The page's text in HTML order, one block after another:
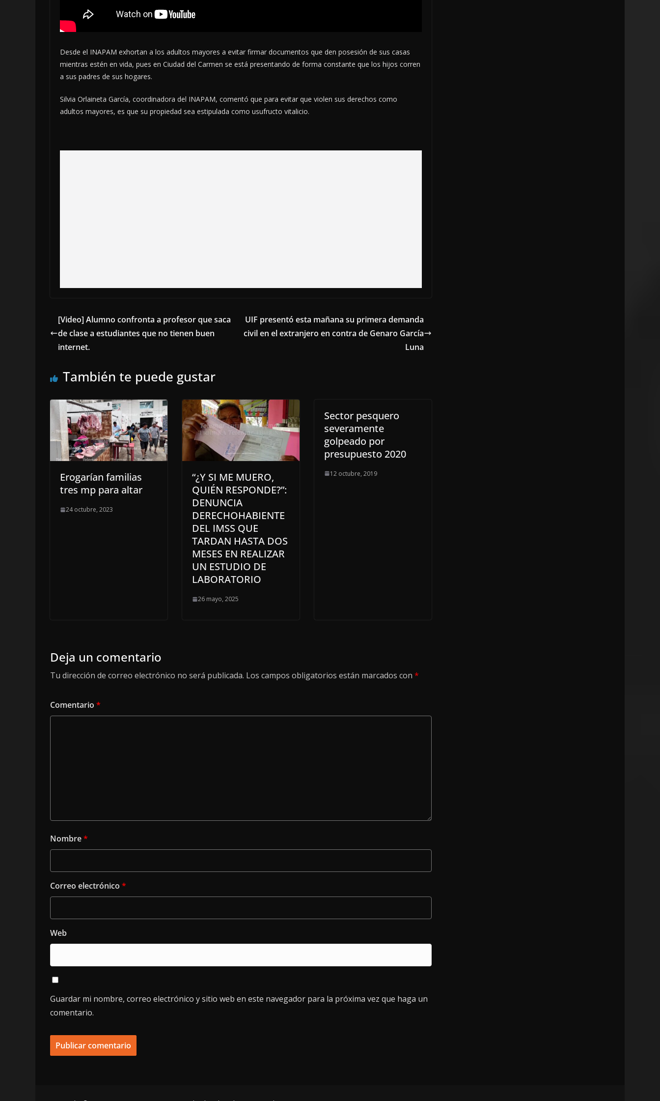
Desde el INAPAM exhortan a los adultos mayores a evitar firmar documentos que den posesión de sus casas
mientras estén en vida, pues en Ciudad del Carmen se está presentando de forma constante que los hijos corren
a sus padres de sus hogares.
Silvia Orlaineta García, coordinadora del INAPAM, comentó que para evitar que violen sus derechos como
adultos mayores, es que su propiedad sea estipulada como usufructo vitalicio.
[Video] Alumno confronta a profesor que saca
de clase a estudiantes que no tienen buen
internet.
UIF presentó esta mañana su primera demanda
civil en el extranjero en contra de Genaro García
Luna
También te puede gustar
Erogarían familias
tres mp para altar
24 octubre, 2023
“¿Y SI ME MUERO,
QUIÉN RESPONDE?”:
DENUNCIA
DERECHOHABIENTE
DEL IMSS QUE
TARDAN HASTA DOS
MESES EN REALIZAR
UN ESTUDIO DE
LABORATORIO
26 mayo, 2025
Sector pesquero
severamente
golpeado por
presupuesto 2020
12 octubre, 2019
Deja un comentario
Tu dirección de correo electrónico no será publicada. Los campos obligatorios están marcados con *
Comentario *
Nombre*
Correo electrónico *
Web
Guardar mi nombre, correo electrónico y sitio web en este navegador para la próxima vez que haga un
comentario.